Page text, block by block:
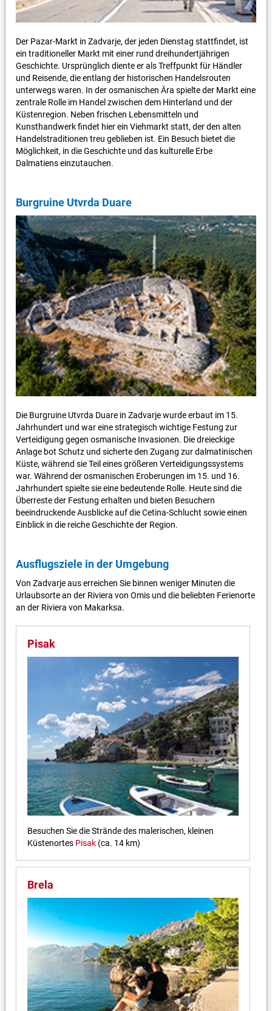
Der Pazar-Markt in Zadvarje, der jeden Dienstag stattfindet, ist
ein traditioneller Markt mit einer rund dreihundertjährigen
Geschichte. Ursprünglich diente er als Treffpunkt für Händler
und Reisende, die entlang der historischen Handelsrouten
unterwegs waren. In der osmanischen Ära spielte der Markt eine
zentrale Rolle im Handel zwischen dem Hinterland und der
Küstenregion. Neben frischen Lebensmitteln und
Kunsthandwerk findet hier ein Viehmarkt statt, der den alten
Handelstraditionen treu geblieben ist. Ein Besuch bietet die
Möglichkeit, in die Geschichte und das kulturelle Erbe
Dalmatiens einzutauchen.
Burgruine Utvrda Duare
Die Burgruine Utvrda Duare in Zadvarje wurde erbaut im 15.
Jahrhundert und war eine strategisch wichtige Festung zur
Verteidigung gegen osmanische Invasionen. Die dreieckige
Anlage bot Schutz und sicherte den Zugang zur dalmatinischen
Küste, während sie Teil eines größeren Verteidigungssystems
war. Während der osmanischen Eroberungen im 15. und 16.
Jahrhundert spielte sie eine bedeutende Rolle. Heute sind die
Überreste der Festung erhalten und bieten Besuchern
beeindruckende Ausblicke auf die Cetina-Schlucht sowie einen
Einblick in die reiche Geschichte der Region.
Ausflugsziele in der Umgebung
Von Zadvarje aus erreichen Sie binnen weniger Minuten die
Urlaubsorte an der Riviera von Omis und die beliebten Ferienorte
an der Riviera von Makarksa.
Pisak
Besuchen Sie die Strände des malerischen, kleinen
Küstenortes Pisak(ca. 14 km)
Brela